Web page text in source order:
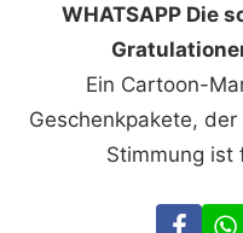
WHATSAPP Die
Ein Cartoon-
Geschenkpakete,
Stimmung ist